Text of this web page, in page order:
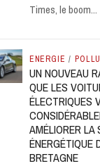
Times, le boom...
ENERGIE /
UN NOUVEAU
QUE LES
ÉLECTRIQUES
AMÉLIORER LA
ÉNERGÉTIQUE
BRETAGNE